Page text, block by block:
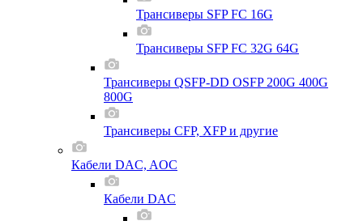
Трансиверы SFP FC 16G
Трансиверы SFP FC 32G 64G
Трансиверы QSFP-DD OSFP 200G 400G
800G
Трансиверы CFP, XFP и другие
Кабели DAC, AOC
Кабели DAC